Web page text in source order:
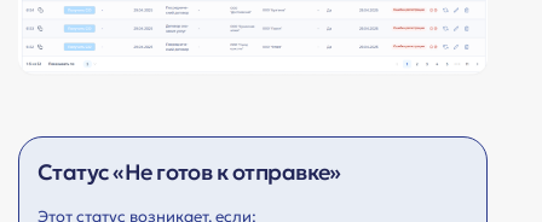
Статус «Не готов к отправке»
Этот статус возникает, если: